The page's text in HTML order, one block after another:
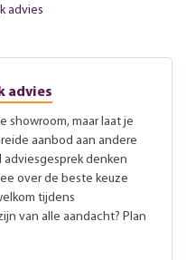
advies
advies
showroom, maar laat je
aanbod aan andere
denken
over de beste keuze
tijdens
van alle aandacht? Plan